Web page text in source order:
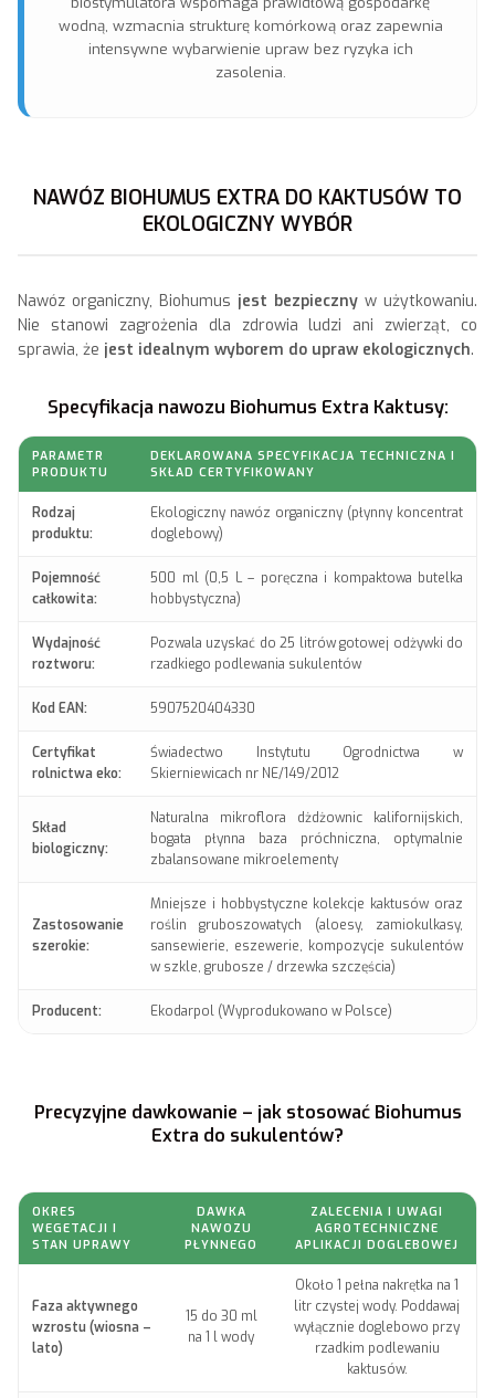
wodną, wzmacnia strukturę komórkową oraz zapewnia
intensywne wybarwienie upraw bez ryzyka ich
zasolenia.
NAWÓZ BIOHUMUS EXTRA DO KAKTUSÓW TO
EKOLOGICZNY WYBÓR
Nawóz organiczny, Biohumus jest bezpieczny w użytkowaniu.
Nie stanowi zagrożenia dla zdrowia ludzi ani zwierząt, co
sprawia, że jest idealnym wyborem do upraw ekologicznych.
Specyfikacja nawozu Biohumus Extra Kaktusy:
PARAMETR
PRODUKTU
DEKLAROWANA SPECYFIKACJA TECHNICZNA I
SKŁAD CERTYFIKOWANY
Rodzaj
produktu:
Ekologiczny nawóz organiczny (płynny koncentrat
doglebowy)
Pojemność
całkowita:
500 ml (0,5 L – poręczna i kompaktowa butelka
hobbystyczna)
Wydajność
roztworu:
Pozwala uzyskać do 25 litrów gotowej odżywki do
rzadkiego podlewania sukulentów
Kod EAN: 5907520404330
Certyfikat
rolnictwa eko:
Świadectwo Instytutu Ogrodnictwa w
Skierniewicach nr NE/149/2012
Skład
biologiczny:
Naturalna mikroflora dżdżownic kalifornijskich,
bogata płynna baza próchniczna, optymalnie
zbalansowane mikroelementy
Zastosowanie
szerokie:
Mniejsze i hobbystyczne kolekcje kaktusów oraz
roślin gruboszowatych (aloesy, zamiokulkasy,
sansewierie, eszewerie, kompozycje sukulentów
w szkle, grubosze / drzewka szczęścia)
Producent: Ekodarpol (Wyprodukowano w Polsce)
Precyzyjne dawkowanie – jak stosować Biohumus
Extra do sukulentów?
OKRES
WEGETACJI I
STAN UPRAWY
DAWKA
NAWOZU
PŁYNNEGO
ZALECENIA I UWAGI
AGROTECHNICZNE
APLIKACJI DOGLEBOWEJ
Faza aktywnego
wzrostu (wiosna –
lato)
15 do 30 ml
na 1 l wody
Około 1 pełna nakrętka na 1
litr czystej wody. Poddawaj
wyłącznie doglebowo przy
rzadkim podlewaniu
kaktusów.